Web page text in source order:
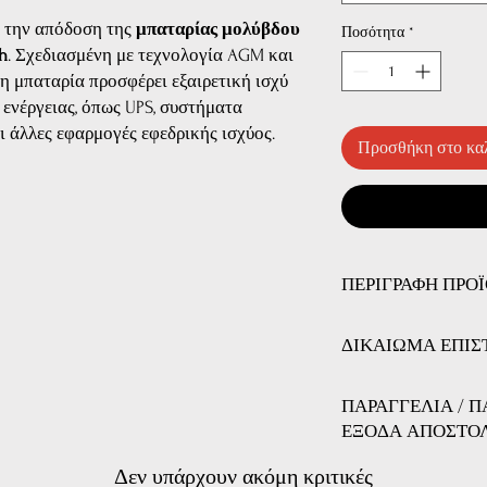
την απόδοση της μπαταρίας μολύβδου
. Σχεδιασμένη με τεχνολογία AGM και
προσφέρει εξαιρετική ισχύ
όπως UPS, συστήματα
εφαρμογές εφεδρικής ισχύος.
Ποσότητα *
Προσθήκη στο
ΠΕΡΙΓΡΑΦΗ
Τύπος Μπαταρίας:
Χωρητικότητα:
Διαστάσεις:134 x
ΔΙΚΑΙΩΜΑ
Εχετε το δικαίωμα να
αγοράσατε, αζημίως
επιστροφή των
ΠΑΡΑΓΓΕΛΙΑ /
ΕΞΟΔΑ
Μπορείτε να
Δεν υπάρχουν ακόμη κριτικές